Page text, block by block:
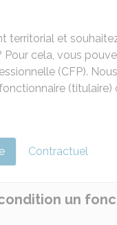
territorial et
Pour cela, vous
(CFP).
Contractuel
un